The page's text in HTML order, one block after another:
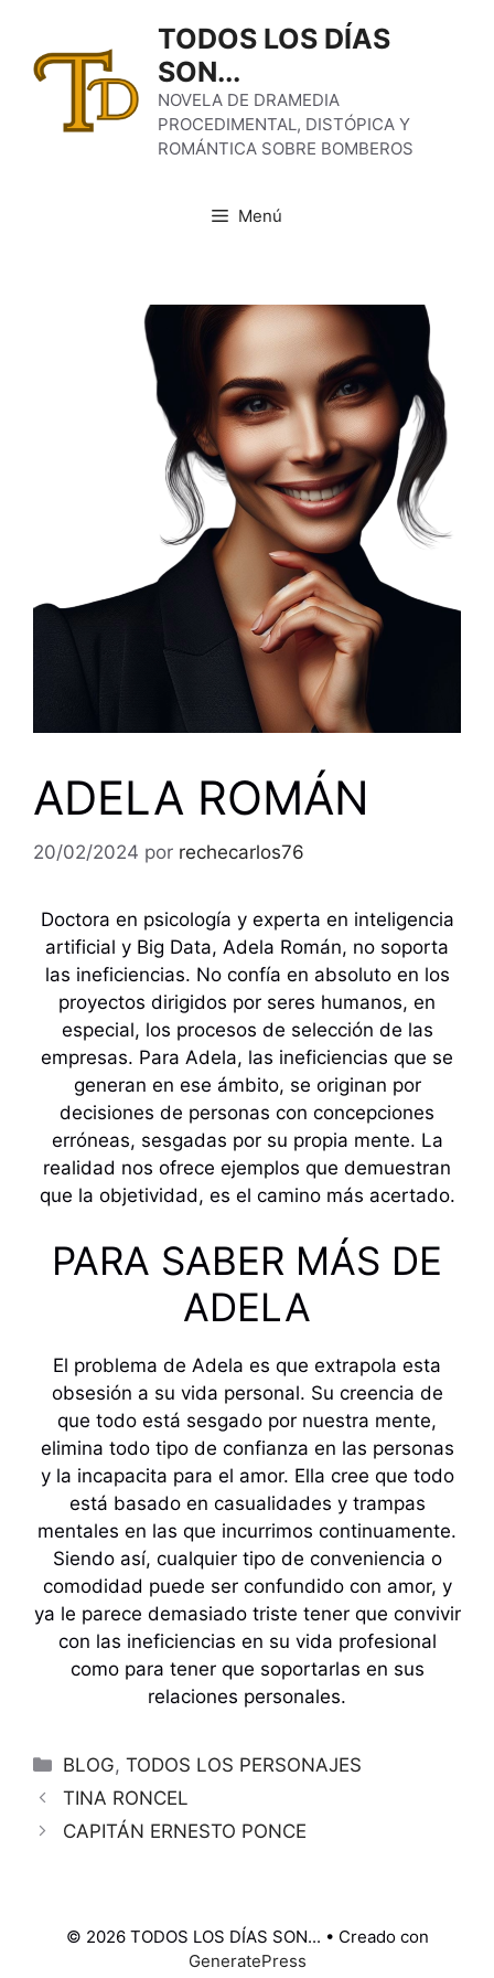
contenido
TODOS LOS DÍAS
SON...
NOVELA DE DRAMEDIA
PROCEDIMENTAL, DISTÓPICA Y
ROMÁNTICA SOBRE BOMBEROS
Menú
ADELA ROMÁN
20/02/2024 por rechecarlos76
Doctora en psicología y experta en inteligencia
artificial y Big Data, Adela Román, no soporta
las ineficiencias. No confía en absoluto en los
proyectos dirigidos por seres humanos, en
especial, los procesos de selección de las
empresas. Para Adela, las ineficiencias que se
generan en ese ámbito, se originan por
decisiones de personas con concepciones
erróneas, sesgadas por su propia mente. La
realidad nos ofrece ejemplos que demuestran
que la objetividad, es el camino más acertado.
PARA SABER MÁS DE
ADELA
El problema de Adela es que extrapola esta
obsesión a su vida personal. Su creencia de
que todo está sesgado por nuestra mente,
elimina todo tipo de confianza en las personas
y la incapacita para el amor. Ella cree que todo
está basado en casualidades y trampas
mentales en las que incurrimos continuamente.
Siendo así, cualquier tipo de conveniencia o
comodidad puede ser confundido con amor, y
ya le parece demasiado triste tener que convivir
con las ineficiencias en su vida profesional
como para tener que soportarlas en sus
relaciones personales.
Categorías
BLOG,TODOS LOS PERSONAJES
TINA RONCEL
CAPITÁN ERNESTO PONCE
© 2026 TODOS LOS DÍAS SON... • Creado con
GeneratePress